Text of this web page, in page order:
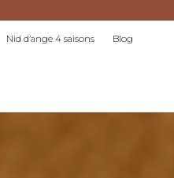
Nid d’ange 4 saisons Blog